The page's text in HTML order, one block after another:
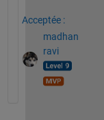
Acceptée :
madhan
ravi